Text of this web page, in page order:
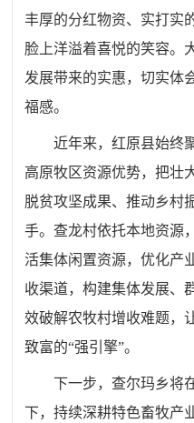
丰厚的分红物资、实打实
脸上洋溢着喜悦的笑容。
发展带来的实惠，切实体
福感。
近年来，红原县始终
高原牧区资源优势，把壮
脱贫攻坚成果、推动乡村
手。查龙村依托本地资源
活集体闲置资源，优化产
收渠道，构建集体发展、
效破解农牧村增收难题，
致富的“强引擎”。
下一步，查尔玛乡将
下，持续深耕特色畜牧产